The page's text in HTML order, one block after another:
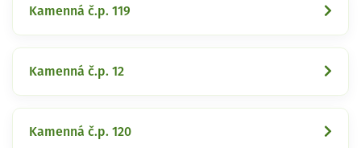
Kamenná č.p. 119
Kamenná č.p. 12
Kamenná č.p. 120